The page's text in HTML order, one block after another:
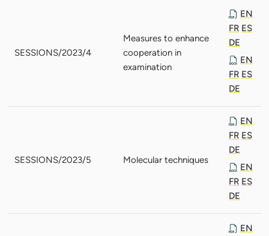
SESSIONS/2023/4
Measures to enhance
cooperation in
examination
EN
FR ES
DE
EN
FR ES
DE
SESSIONS/2023/5 Molecular techniques
EN
FR ES
DE
EN
FR ES
DE
EN